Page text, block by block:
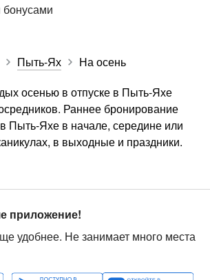
бонусами
Пыть-Ях
На осень
осенью в отпуске в Пыть-Яхе
Раннее бронирование
Пыть-Яхе в начале, середине или
в выходные и праздники.
приложение!
удобнее. Не занимает много места